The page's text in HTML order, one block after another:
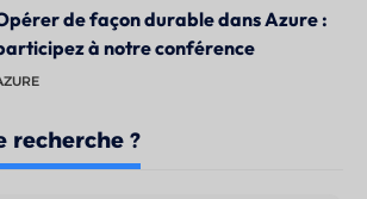
de façon durable dans Azure :
à notre conférence
recherche ?